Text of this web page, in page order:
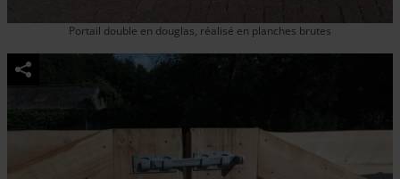
Portail double en douglas, réalisé en planches brutes